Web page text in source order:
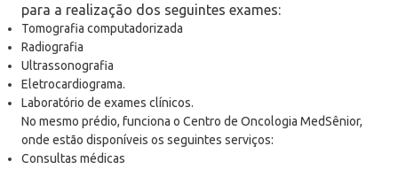
para a realização dos seguintes exames:
Tomografia computadorizada
Radiografia
Ultrassonografia
Eletrocardiograma.
Laboratório de exames clínicos.
No mesmo prédio, funciona o Centro de Oncologia MedSênior,
onde estão disponíveis os seguintes serviços:
Consultas médicas